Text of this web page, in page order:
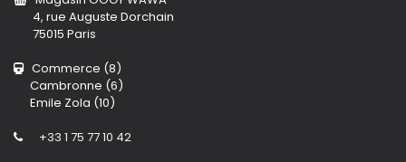
4, rue Auguste Dorchain
75015 Paris
Commerce (8)
Cambronne (6)
Emile Zola (10)
+33 1 75 77 10 42